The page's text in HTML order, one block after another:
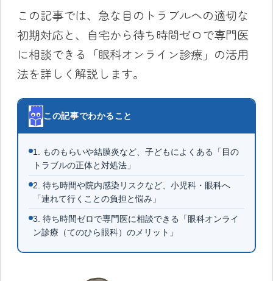
この記事では、急な目のトラブルへの適切な
初期対応と、自宅から待ち時間ゼロで専門医
に相談できる「眼科オンライン診療」の活用
法を詳しく解説します。
この記事でわかること
1. ものもらいや結膜炎など、子どもによくある「目の
トラブルの正体と対処法」
2. 待ち時間や院内感染リスクなど、小児科・眼科へ
「連れて行くことの負担と悩み」
3. 待ち時間ゼロで専門医に相談できる「眼科オンライ
ン診療（てのひら眼科）のメリット」